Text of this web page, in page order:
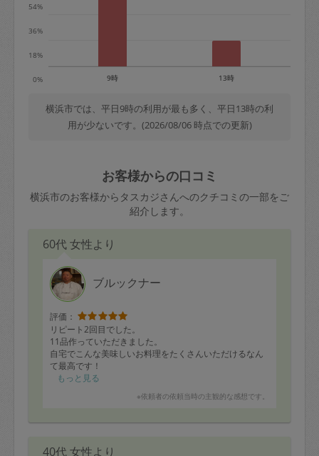
0%
18%
36%
54%
9時 13時
横浜市では、平日9時の利用が最も多く、平日13時の利
用が少ないです。(2026/08/06 時点での更新)
お客様からの口コミ
横浜市のお客様からタスカジさんへのクチコミの一部をご
紹介します。
60代 女性より
ブルックナー
評価：
リピート2回目でした。
11品作っていただきました。
自宅でこんな美味しいお料理をたくさんいただけるなん
て最高です！
また、是非、よろしくお願い致します。
もっと見る
※依頼者の依頼当時の主観的な感想です。
40代 女性より